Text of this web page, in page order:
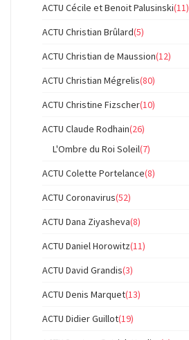
ACTU Cécile et Benoit Palusinski(11)
ACTU Christian Brûlard(5)
ACTU Christian de Maussion(12)
ACTU Christian Mégrelis(80)
ACTU Christine Fizscher(10)
ACTU Claude Rodhain(26)
L'Ombre du Roi Soleil(7)
ACTU Colette Portelance(8)
ACTU Coronavirus(52)
ACTU Dana Ziyasheva(8)
ACTU Daniel Horowitz(11)
ACTU David Grandis(3)
ACTU Denis Marquet(13)
ACTU Didier Guillot(19)